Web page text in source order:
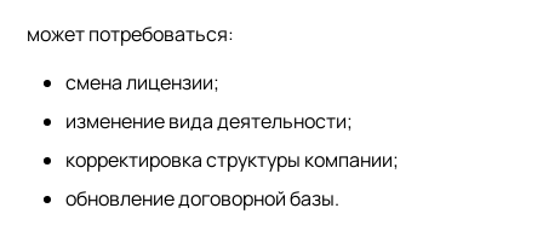
может потребоваться:
смена лицензии;
изменение вида деятельности;
корректировка структуры компании;
обновление договорной базы.